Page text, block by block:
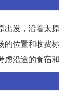
出发，沿着太
的位置和收费
沿途的食宿和